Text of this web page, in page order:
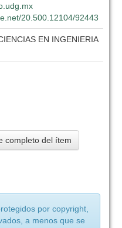
20.500.12104/92443
EN INGENIERIA
completo del ítem
por copyright,
a menos que se